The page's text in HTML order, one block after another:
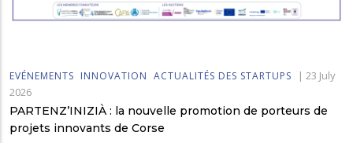
EVÉNEMENTS INNOVATION ACTUALITÉS DES STARTUPS | 23 July
2026
PARTENZ’INIZIÀ : la nouvelle promotion de porteurs de
projets innovants de Corse